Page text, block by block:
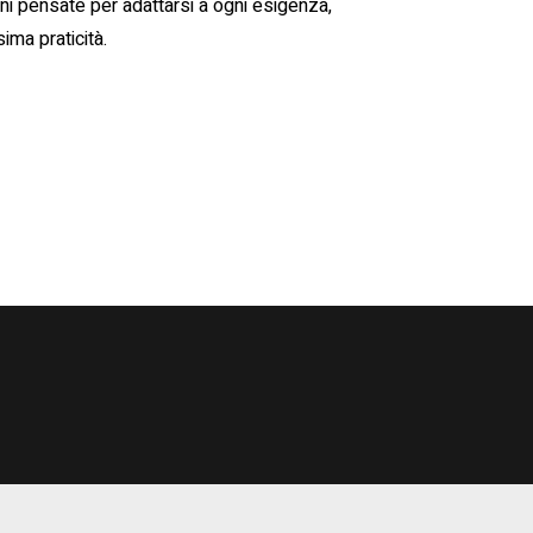
pensate per adattarsi a ogni esigenza,
praticità.